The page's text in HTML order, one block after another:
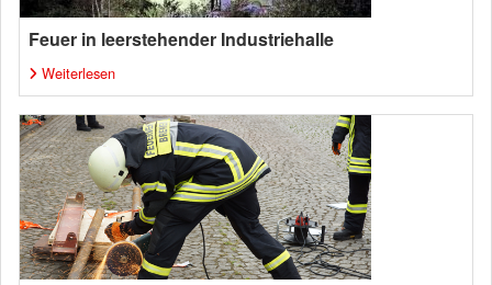
Feuer in leerstehender Industriehalle
Weiterlesen